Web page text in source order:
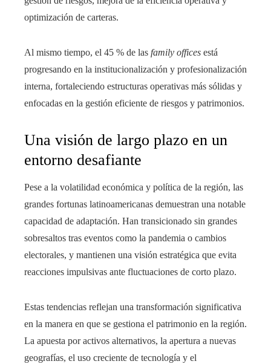
optimización de carteras.
Al mismo tiempo, el 45 % de las family offices está
progresando en la institucionalización y profesionalización
interna, fortaleciendo estructuras operativas más sólidas y
enfocadas en la gestión eficiente de riesgos y patrimonios.
Una visión de largo plazo en un
entorno desafiante
Pese a la volatilidad económica y política de la región, las
grandes fortunas latinoamericanas demuestran una notable
capacidad de adaptación. Han transicionado sin grandes
sobresaltos tras eventos como la pandemia o cambios
electorales, y mantienen una visión estratégica que evita
reacciones impulsivas ante fluctuaciones de corto plazo.
Estas tendencias reflejan una transformación significativa
en la manera en que se gestiona el patrimonio en la región.
La apuesta por activos alternativos, la apertura a nuevas
geografías, el uso creciente de tecnología y el